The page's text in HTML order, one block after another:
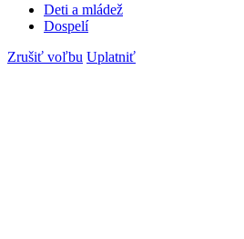
Deti a mládež
Dospelí
Zrušiť voľbu Uplatniť